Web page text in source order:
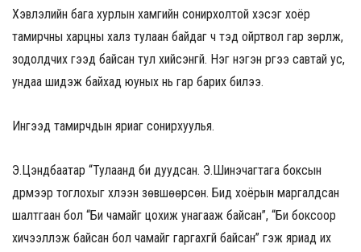
Хэвлэлийн бага хурлын хамгийн сонирхолтой хэсэг хоёр
тамирчны харцны халз тулаан байдаг ч тэд ойртвол гар зөрүүлж,
зодолдчих гээд байсан тул хийсэнгүй. Нэг нэгэн рүүгээ савтай ус,
ундаа шидэж байхад юуных нь гар барих билээ.
Ингээд тамирчдын яриаг сонирхуулья.
Э.Цэндбаатар “Тулаанд би дуудсан. Э.Шинэчагтага боксын
дүрмээр тоглохыг хүлээн зөвшөөрсөн. Бид хоёрын маргалдсан
шалтгаан бол “Би чамайг цохиж унагааж байсан”, “Би боксоор
хичээллэж байсан бол чамайг гаргахгүй байсан” гэж яриад их